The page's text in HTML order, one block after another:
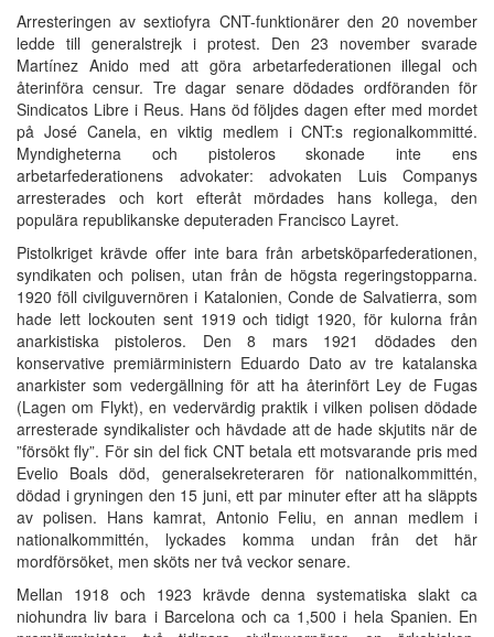
Arresteringen av sextiofyra CNT-funktionärer den 20 november
ledde till generalstrejk i protest. Den 23 november svarade
Martínez Anido med att göra arbetarfederationen illegal och
återinföra censur. Tre dagar senare dödades ordföranden för
Sindicatos Libre i Reus. Hans öd följdes dagen efter med mordet
på José Canela, en viktig medlem i CNT:s regionalkommitté.
Myndigheterna och pistoleros skonade inte ens
arbetarfederationens advokater: advokaten Luis Companys
arresterades och kort efteråt mördades hans kollega, den
populära republikanske deputeraden Francisco Layret.
Pistolkriget krävde offer inte bara från arbetsköparfederationen,
syndikaten och polisen, utan från de högsta regeringstopparna.
1920 föll civilguvernören i Katalonien, Conde de Salvatierra, som
hade lett lockouten sent 1919 och tidigt 1920, för kulorna från
anarkistiska pistoleros. Den 8 mars 1921 dödades den
konservative premiärministern Eduardo Dato av tre katalanska
anarkister som vedergällning för att ha återinfört Ley de Fugas
(Lagen om Flykt), en vedervärdig praktik i vilken polisen dödade
arresterade syndikalister och hävdade att de hade skjutits när de
”försökt fly”. För sin del fick CNT betala ett motsvarande pris med
Evelio Boals död, generalsekreteraren för nationalkommittén,
dödad i gryningen den 15 juni, ett par minuter efter att ha släppts
av polisen. Hans kamrat, Antonio Feliu, en annan medlem i
nationalkommittén, lyckades komma undan från det här
mordförsöket, men sköts ner två veckor senare.
Mellan 1918 och 1923 krävde denna systematiska slakt ca
niohundra liv bara i Barcelona och ca 1,500 i hela Spanien. En